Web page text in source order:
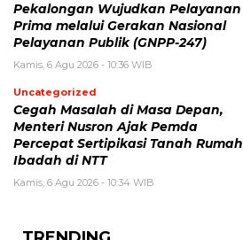
Pekalongan Wujudkan Pelayanan
Prima melalui Gerakan Nasional
Pelayanan Publik (GNPP-247)
Kamis, 6 Agu 2026 - 10:36 WIB
Uncategorized
Cegah Masalah di Masa Depan,
Menteri Nusron Ajak Pemda
Percepat Sertipikasi Tanah Rumah
Ibadah di NTT
Kamis, 6 Agu 2026 - 10:34 WIB